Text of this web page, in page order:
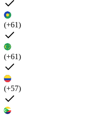
(+61)
(+61)
(+57)